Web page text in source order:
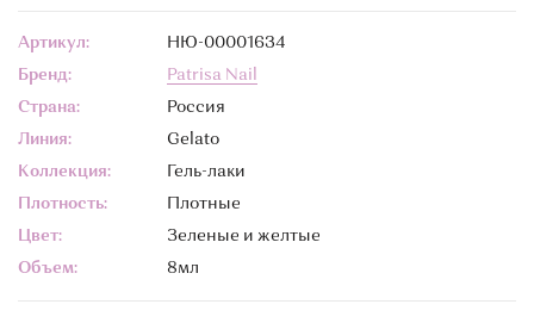
Артикул:
НЮ-00001634
Бренд:
Patrisa Nail
Страна:
Россия
Линия:
Gelato
Коллекция:
Гель-лаки
Плотность:
Плотные
Цвет:
Зеленые и желтые
Объем:
8мл